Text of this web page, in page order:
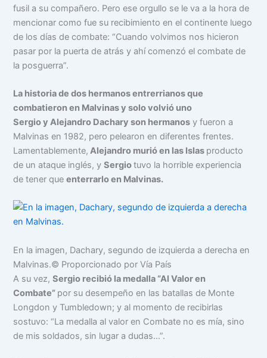
fusil a su compañero. Pero ese orgullo se le va a la hora de
mencionar como fue su recibimiento en el continente luego
de los días de combate: “Cuando volvimos nos hicieron
pasar por la puerta de atrás y ahí comenzó el combate de
la posguerra”.
La historia de dos hermanos entrerrianos que
combatieron en Malvinas y solo volvió uno
Sergio y Alejandro Dachary son hermanos y fueron a
Malvinas en 1982, pero pelearon en diferentes frentes.
Lamentablemente, Alejandro murió en las Islas producto
de un ataque inglés, ySergiotuvo la horrible experiencia
de tener queenterrarlo en Malvinas.
En la imagen, Dachary, segundo de izquierda a derecha en
Malvinas.© Proporcionado por Vía País
A su vez,Sergio recibió la medalla “Al Valor en
Combate” por su desempeño en las batallas de Monte
Longdon y Tumbledown; y al momento de recibirlas
sostuvo: “La medalla al valor en Combate no es mía, sino
de mis soldados, sin lugar a dudas…”.